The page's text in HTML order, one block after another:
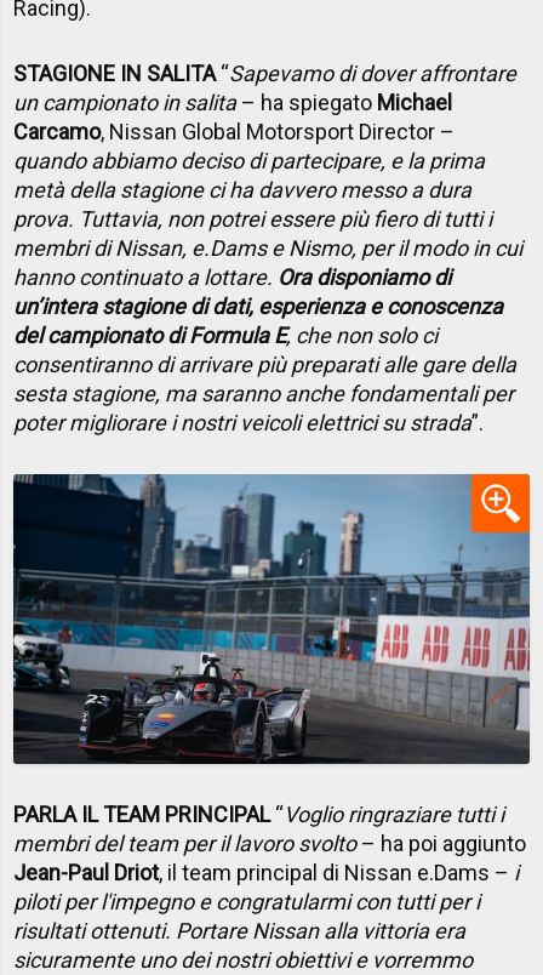
Racing).
STAGIONE IN SALITA“Sapevamo di dover affrontare
un campionato in salita– ha spiegato Michael
Carcamo, Nissan Global Motorsport Director –
quando abbiamo deciso di partecipare, e la prima
metà della stagione ci ha davvero messo a dura
prova. Tuttavia, non potrei essere più fiero di tutti i
membri di Nissan, e.Dams e Nismo, per il modo in cui
hanno continuato a lottare. Ora disponiamo di
un’intera stagione di dati, esperienza e conoscenza
del campionato di Formula E, che non solo ci
consentiranno di arrivare più preparati alle gare della
sesta stagione, ma saranno anche fondamentali per
poter migliorare i nostri veicoli elettrici su strada”.
PARLA IL TEAM PRINCIPAL“Voglio ringraziare tutti i
membri del team per il lavoro svolto– ha poi aggiunto
Jean-Paul Driot, il team principal di Nissan e.Dams – i
piloti per l'impegno e congratularmi con tutti per i
risultati ottenuti. Portare Nissan alla vittoria era
sicuramente uno dei nostri obiettivi e vorremmo